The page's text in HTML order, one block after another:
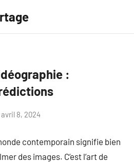
:
avril 8, 2024
contemporain signifie bien
des images. C’est l’art de